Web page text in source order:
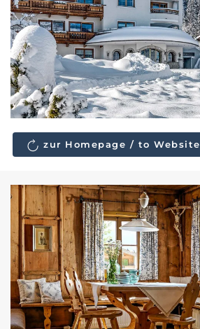
zur Homepage / to Website